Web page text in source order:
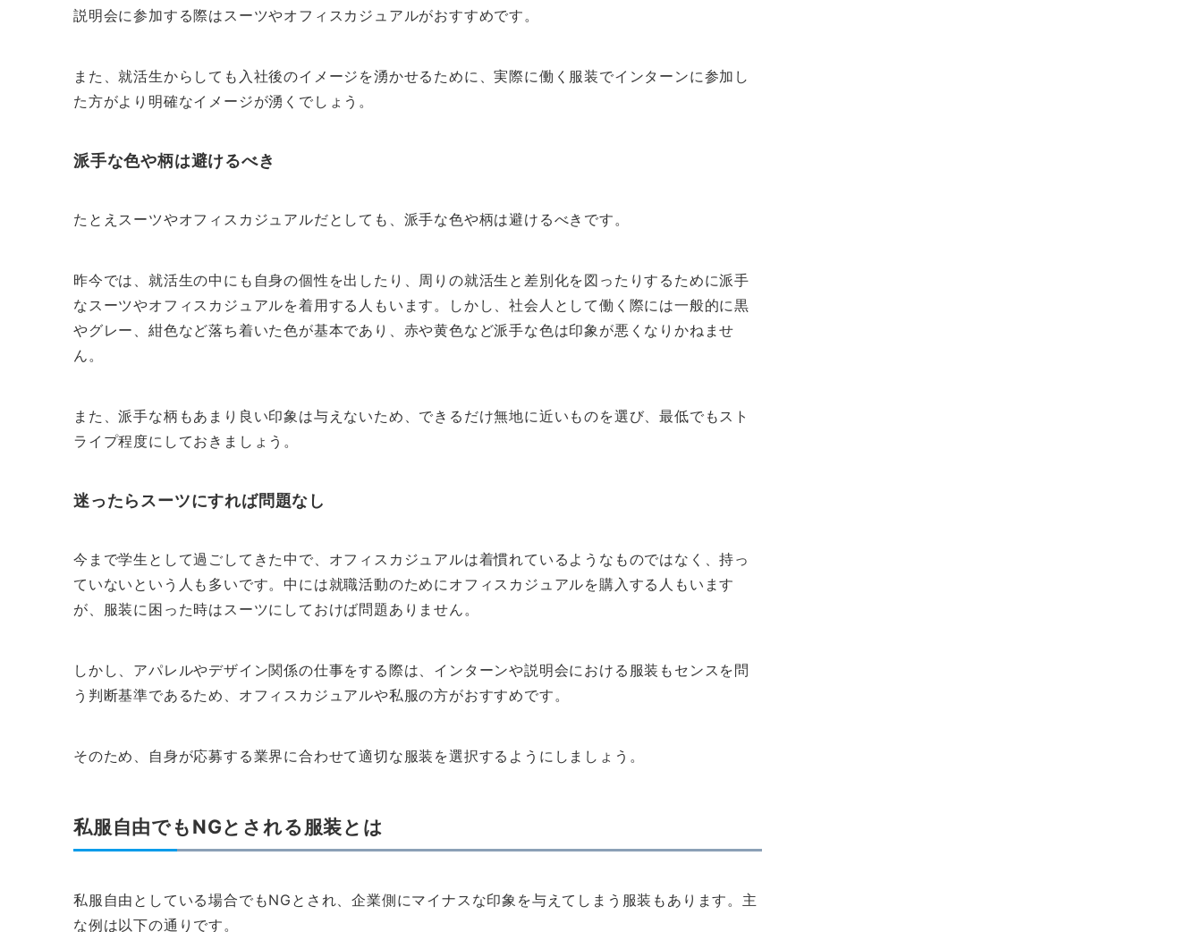
説明会に参加する際はスーツやオフィスカジュアルがおすすめです。
また、就活生からしても入社後のイメージを湧かせるために、実際に働く服装でインターンに参加し
た方がより明確なイメージが湧くでしょう。
派手な色や柄は避けるべき
たとえスーツやオフィスカジュアルだとしても、派手な色や柄は避けるべきです。
昨今では、就活生の中にも自身の個性を出したり、周りの就活生と差別化を図ったりするために派手
なスーツやオフィスカジュアルを着用する人もいます。しかし、社会人として働く際には一般的に黒
やグレー、紺色など落ち着いた色が基本であり、赤や黄色など派手な色は印象が悪くなりかねませ
ん。
また、派手な柄もあまり良い印象は与えないため、できるだけ無地に近いものを選び、最低でもスト
ライプ程度にしておきましょう。
迷ったらスーツにすれば問題なし
今まで学生として過ごしてきた中で、オフィスカジュアルは着慣れているようなものではなく、持っ
ていないという人も多いです。中には就職活動のためにオフィスカジュアルを購入する人もいます
が、服装に困った時はスーツにしておけば問題ありません。
しかし、アパレルやデザイン関係の仕事をする際は、インターンや説明会における服装もセンスを問
う判断基準であるため、オフィスカジュアルや私服の方がおすすめです。
そのため、自身が応募する業界に合わせて適切な服装を選択するようにしましょう。
私服自由でもNGとされる服装とは
私服自由としている場合でもNGとされ、企業側にマイナスな印象を与えてしまう服装もあります。主
な例は以下の通りです。